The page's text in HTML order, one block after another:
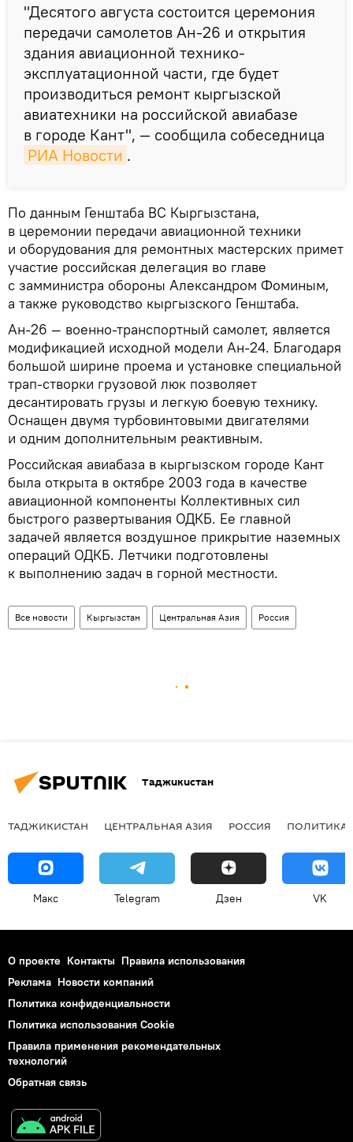
"Десятого августа состоится церемония
передачи самолетов Ан-26 и открытия
здания авиационной технико-
эксплуатационной части, где будет
производиться ремонт кыргызской
авиатехники на российской авиабазе
в городе Кант", — сообщила собеседница
РИА Новости .
По данным Генштаба ВС Кыргызстана,
в церемонии передачи авиационной техники
и оборудования для ремонтных мастерских примет
участие российская делегация во главе
с замминистра обороны Александром Фоминым,
а также руководство кыргызского Генштаба.
Ан-26 — военно-транспортный самолет, является
модификацией исходной модели Ан-24. Благодаря
большой ширине проема и установке специальной
трап-створки грузовой люк позволяет
десантировать грузы и легкую боевую технику.
Оснащен двумя турбовинтовыми двигателями
и одним дополнительным реактивным.
Российская авиабаза в кыргызском городе Кант
была открыта в октябре 2003 года в качестве
авиационной компоненты Коллективных сил
быстрого развертывания ОДКБ. Ее главной
задачей является воздушное прикрытие наземных
операций ОДКБ. Летчики подготовлены
к выполнению задач в горной местности.
Все новости Кыргызстан Центральная Азия Россия
Таджикистан
ТАДЖИКИСТАН ЦЕНТРАЛЬНАЯ АЗИЯ РОССИЯ ПОЛИТИКА
Макс Telegram Дзен VK
О проекте Контакты Правила использования
Реклама Новости компаний
Политика конфиденциальности
Политика использования Cookie
Правила применения рекомендательных
технологий
Обратная связь